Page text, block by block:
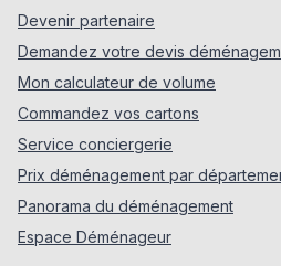
Devenir partenaire
Demandez votre devis
Mon calculateur de volume
Commandez vos cartons
Service conciergerie
Prix déménagement par
Panorama du déménagement
Espace Déménageur